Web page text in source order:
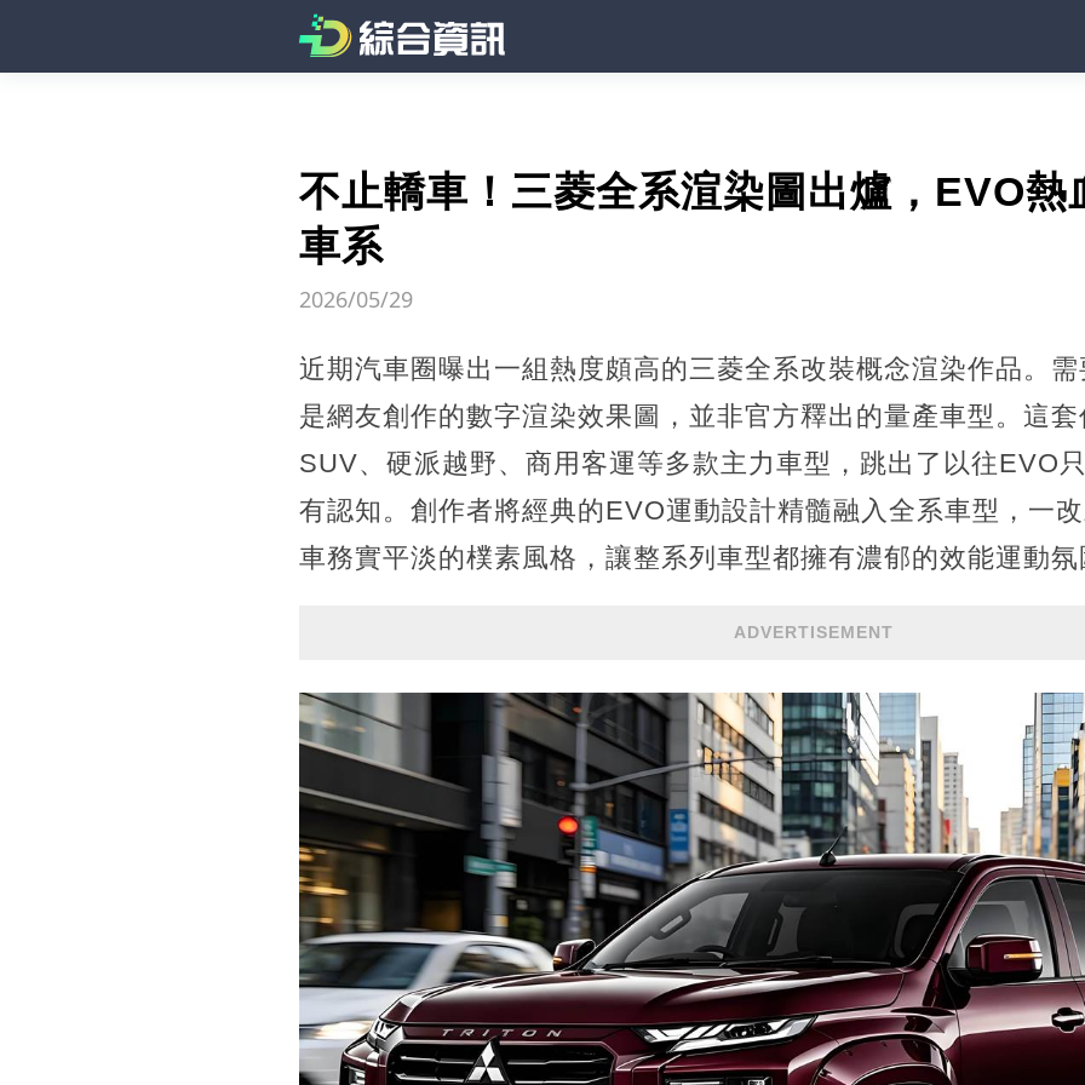
不止轎車！三菱全系渲染圖出爐，EVO熱
車系
2026/05/29
近期汽車圈曝出一組熱度頗高的三菱全系改裝概念渲染作品。
是網友創作的數字渲染效果圖，並非官方釋出的量產車型。這
SUV、硬派越野、商用客運等多款主力車型，跳出了以往EVO
有認知。創作者將經典的EVO運動設計精髓融入全系車型，一
車務實平淡的樸素風格，讓整系列車型都擁有濃郁的效能運動
ADVERTISEMENT